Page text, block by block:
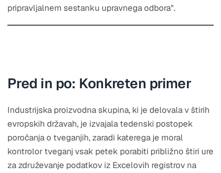
pripravljalnem sestanku upravnega odbora".
Pred in po: Konkreten primer
Industrijska proizvodna skupina, ki je delovala v štirih
evropskih državah, je izvajala tedenski postopek
poročanja o tveganjih, zaradi katerega je moral
kontrolor tveganj vsak petek porabiti približno štiri ure
za združevanje podatkov iz Excelovih registrov na